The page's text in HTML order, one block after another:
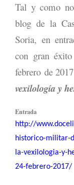
Tal y como
blog de la
Soria, en
con gran
febrero de
vexilología y
http://
historico-militar-
la-vexilologia-y-
24-febrero-2017/